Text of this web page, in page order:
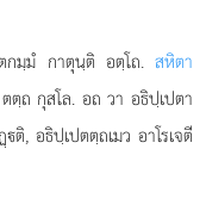
มฺมํ กาตุนฺติ อตฺโถ. สหิตา
ถ กุสโล. อถ วา อธิปฺเปตา
, อธิปฺเปตตฺถเมว อาโรเจตี